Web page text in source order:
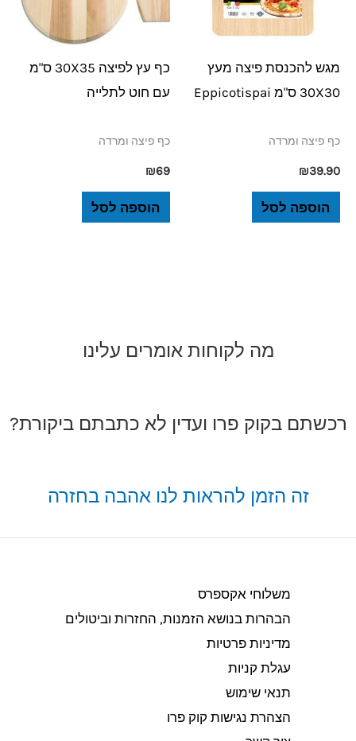
מגש להכנסת פיצה מעץ
30X30 ס"מ Eppicotispai
כף פיצה ומרדה
₪39.90
הוספה לסל
כף עץ לפיצה 30X35 ס"מ
עם חוט לתלייה
כף פיצה ומרדה
₪69
הוספה לסל
מה לקוחות אומרים עלינו
רכשתם בקוק פרו ועדין לא כתבתם ביקורת?
זה הזמן להראות לנו אהבה בחזרה
משלוחי אקספרס
הבהרות בנושא הזמנות, החזרות וביטולים​
מדיניות פרטיות
עגלת קניות
תנאי שימוש
הצהרת נגישות קוק פרו